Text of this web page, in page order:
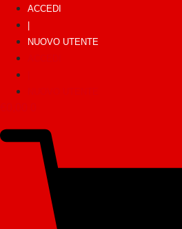
ACCEDI
NUOVO UTENTE